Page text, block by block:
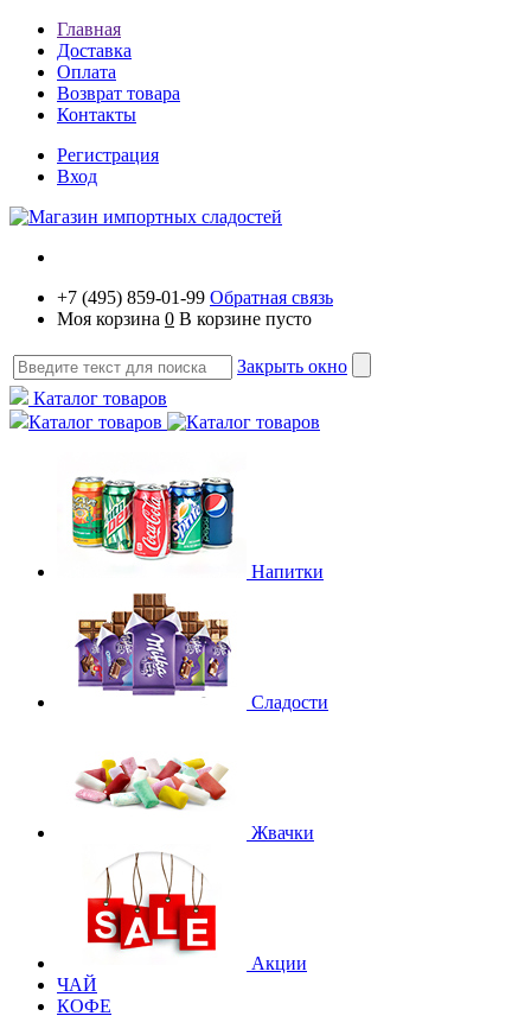
Главная
Доставка
Оплата
Возврат товара
Контакты
Регистрация
Вход
+7 (495) 859-01-99 Обратная связь
Моя корзина 0 В корзине пусто
Закрыть окно
Каталог товаров
Каталог товаров
Напитки
Сладости
Жвачки
Акции
ЧАЙ
КОФЕ